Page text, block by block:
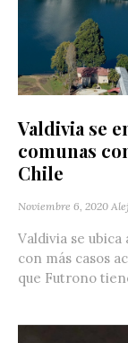
Valdivia se
comunas
Chile
Noviembre 6, 2020
Valdivia se
con más casos
que Futrono